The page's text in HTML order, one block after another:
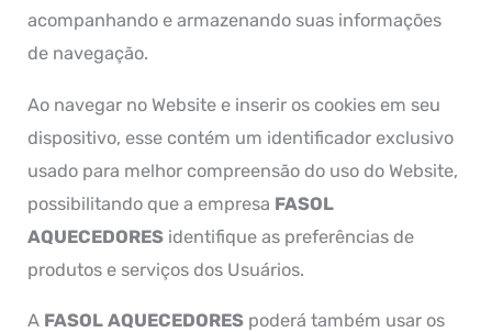
acompanhando e armazenando suas informações
de navegação.
Ao navegar no Website e inserir os cookies em seu
dispositivo, esse contém um identificador exclusivo
usado para melhor compreensão do uso do Website,
possibilitando que a empresa FASOL
AQUECEDORES identifique as preferências de
produtos e serviços dos Usuários.
A FASOL AQUECEDORES poderá também usar os